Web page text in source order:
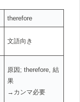
therefore
文語向き
原因; therefore, 結
果
→カンマ必要